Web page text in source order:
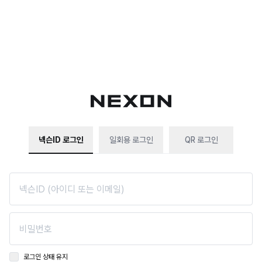
넥슨ID 로그인 일회용 로그인 QR 로그인
로그인 상태 유지